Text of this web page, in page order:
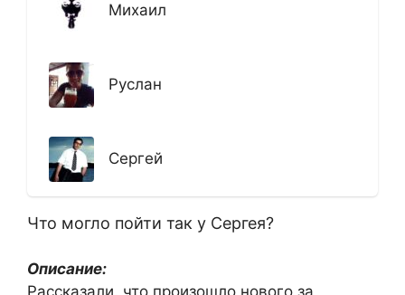
Михаил
Руслан
Сергей
Что могло пойти так у Сергея?
Описание:
Рассказали, что произошло нового за